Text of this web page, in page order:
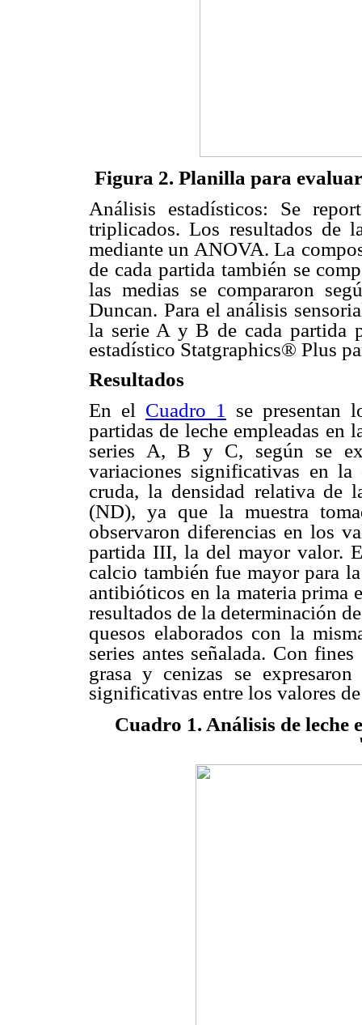
Figura 2. Planilla para
Análisis estadísticos: Se
triplicados. Los resultados de
mediante un ANOVA. La
de cada partida también se
las medias se compararon
Duncan. Para el análisis
la serie A y B de cada partida
estadístico Statgraphics® Plus
Resultados
En el Cuadro 1
se presentan
partidas de leche empleadas en
series A, B y C, según se
variaciones significativas en la
cruda, la densidad relativa de
(ND), ya que la muestra
observaron diferencias en los
partida III, la del mayor valor.
calcio también fue mayor para la
antibióticos en la materia prima
resultados de la determinación
quesos elaborados con la
series antes señalada. Con fines
grasa y cenizas se
significativas entre los valores
Cuadro 1. Análisis de leche